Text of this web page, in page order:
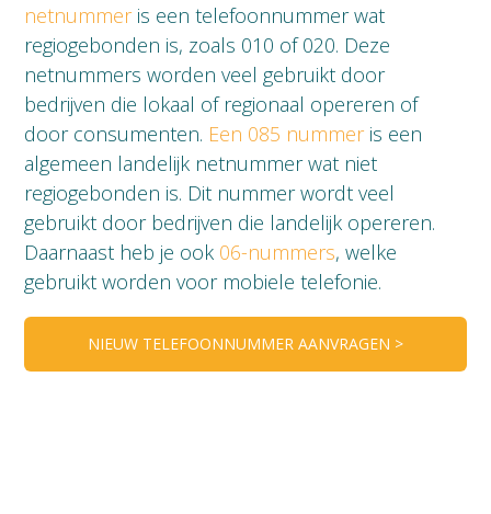
netnummeris een telefoonnummer wat
regiogebonden is, zoals 010 of 020. Deze
netnummers worden veel gebruikt door
bedrijven die lokaal of regionaal opereren of
door consumenten. Een 085 nummeris een
algemeen landelijk netnummer wat niet
regiogebonden is. Dit nummer wordt veel
gebruikt door bedrijven die landelijk opereren.
Daarnaast heb je ook 06-nummers, welke
gebruikt worden voor mobiele telefonie.
NIEUW TELEFOONNUMMER AANVRAGEN >